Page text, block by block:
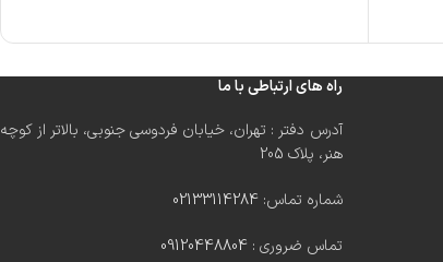
راه های ارتباطی با ما
آدرس دفتر : تهران، خیابان فردوسی جنوبی، بالاتر از کوچه
هنر، پلاک 205
شماره تماس: 02133114284
تماس ضروری : 09120448804